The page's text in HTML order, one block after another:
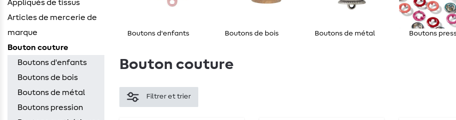
Appliqués de tissus
Articles de mercerie de
marque
Bouton couture
Boutons d'enfants
Boutons de bois
Boutons de métal
Boutons pression
Boutons d'enfants Boutons de bois Boutons de métal Boutons
Bouton couture
Filtrer et trier